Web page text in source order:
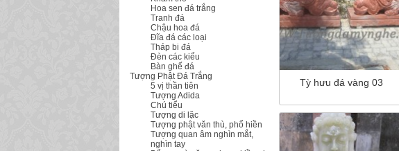
Tỳ hưu đá vàng 03
Hoa sen đá trắng
Tranh đá
Chậu hoa đá
Đĩa đá các loại
Tháp bi đá
Đèn các kiểu
Bàn ghế đá
Tượng Phật Đá Trắng
5 vị thần tiên
Tượng Adida
Chú tiểu
Tượng di lặc
Tượng phật văn thù, phổ hiền
Tượng quan âm nghìn mắt,
nghìn tay